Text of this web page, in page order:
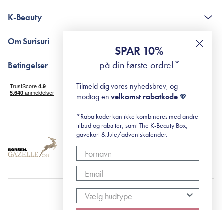
The K-Beauty Box - spørgsmål og svar
RE-ZIP
K-Beauty
Retinol for begyndere
surisuri's mini guide til rosacea
Om Surisuri
Black Friday
Betingelser
Levering og returnering
Handelsbetingelser
Abonnementsbetingelser
DANMARK
SPAR 10%
på din første ordre!*
Tilmeld dig vores nyhedsbrev, og
modtag en velkomst rabatkode 💖
*Rabatkoder kan ikke kombineres med andre
tilbud og rabatter, samt The K-Beauty Box,
gavekort & Jule/adventskalender.